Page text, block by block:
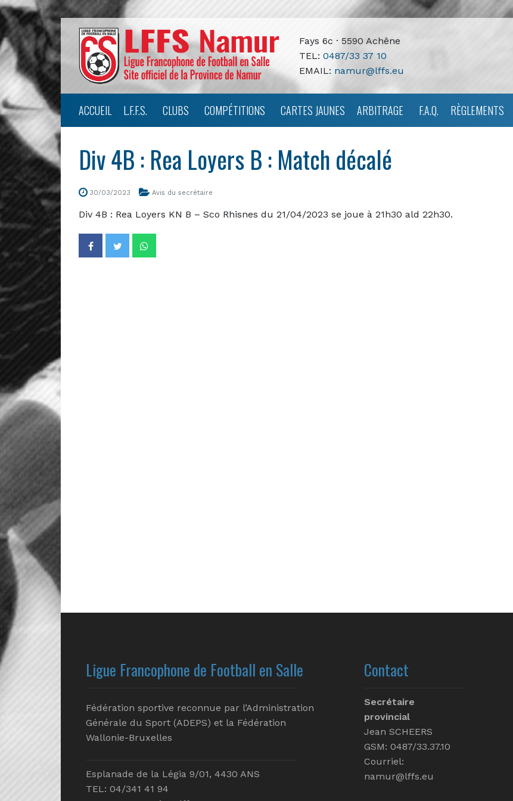
Fays 6c · 5590 Achêne
TEL: 0487/33 37 10
EMAIL: namur@lffs.eu
ACCUEIL L.F.F.S. CLUBS COMPÉTITIONS CARTES JAUNES ARBITRAGE F.A.Q. RÈGLEMENTS
Div 4B : Rea Loyers B : Match décalé
30/03/2023 Avis du secrétaire
Div 4B : Rea Loyers KN B – Sco Rhisnes du 21/04/2023 se joue à 21h30 ald 22h30.
Ligue Francophone de Football en Salle
Fédération sportive reconnue par l’Administration
Générale du Sport (ADEPS) et la Fédération
Wallonie-Bruxelles
Esplanade de la Légia 9/01, 4430 ANS
TEL: 04/341 41 94
Contact
Secrétaire
provincial
Jean SCHEERS
GSM: 0487/33.37.10
Courriel:
namur@lffs.eu